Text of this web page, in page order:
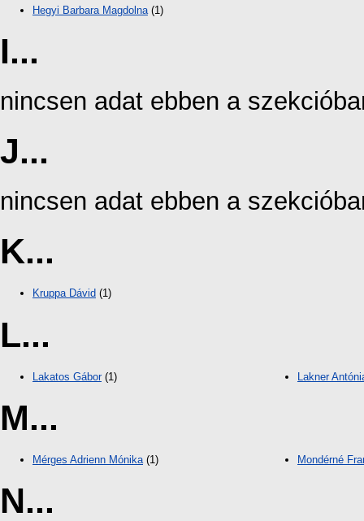
Hegyi Barbara Magdolna (1)
I...
nincsen adat ebben a
J...
nincsen adat ebben a
K...
Kruppa Dávid (1)
L...
Lakatos Gábor(1) Lakner
M...
Mérges Adrienn Mónika (1) Mondérné
N...